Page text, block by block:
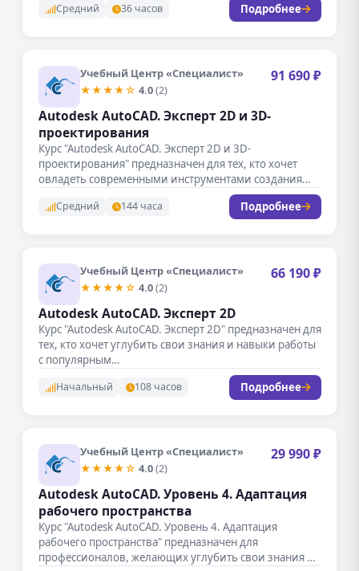
Средний 36 часов Подробнее
Учебный Центр «Специалист»
★★★★☆ 4.0(2)
91 690 ₽
Autodesk AutoCAD. Эксперт 2D и 3D-
проектирования
Курс "Autodesk AutoCAD. Эксперт 2D и 3D-
проектирования" предназначен для тех, кто хочет
овладеть современными инструментами создания
Средний 144 часа Подробнее
Учебный Центр «Специалист»
★★★★☆ 4.0(2)
66 190 ₽
Autodesk AutoCAD. Эксперт 2D
Курс "Autodesk AutoCAD. Эксперт 2D" предназначен для
тех, кто хочет углубить свои знания и навыки работы
с популярным…
Начальный 108 часов Подробнее
Учебный Центр «Специалист»
★★★★☆ 4.0(2)
29 990 ₽
Autodesk AutoCAD. Уровень 4. Адаптация
рабочего пространства
Курс "Autodesk AutoCAD. Уровень 4. Адаптация
рабочего пространства" предназначен для
профессионалов, желающих углубить свои знания и